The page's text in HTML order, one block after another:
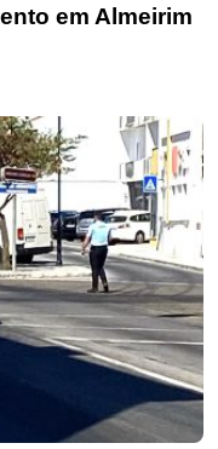
em Almeirim